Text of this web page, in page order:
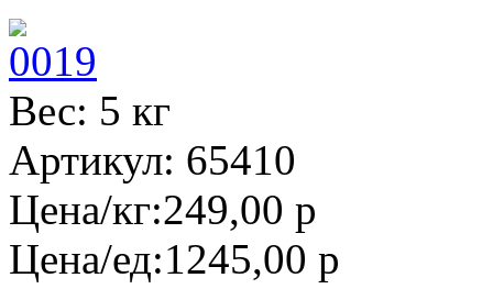
Вес: 5 кг
Артикул: 65410
Цена/кг:249,00 р
Цена/ед:1245,00 р